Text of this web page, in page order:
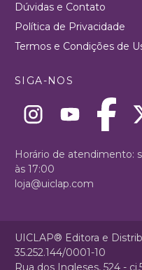
Dúvidas e Contato
Política de Privacidade
Termos e Condições de
SIGA-NOS
Horário de atendimento:
às 17:00
loja@uiclap.com
UICLAP® Editora e
35.252.144/0001-10
Rua dos Ingleses, 524 -